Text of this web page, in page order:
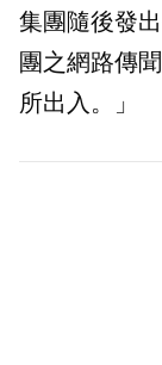
集團隨後發
團之網路傳
所出入。」